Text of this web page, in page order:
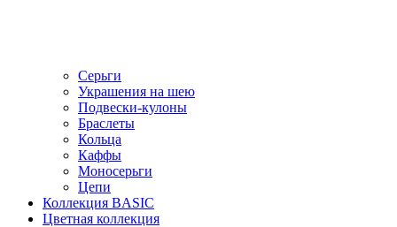
Серьги
Украшения на шею
Подвески-кулоны
Браслеты
Кольца
Каффы
Моносерьги
Цепи
Коллекция BASIC
Цветная коллекция